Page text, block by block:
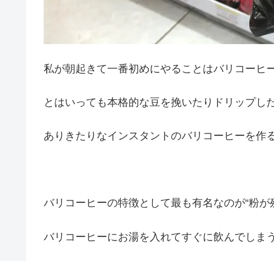
私が朝起きて一番初めにやることはバリコーヒ
とはいっても本格的な豆を挽いたりドリップし
ありきたりなインスタントのバリコーヒーを作
バリコーヒーの特徴として最も有名なのが“粉が
バリコーヒーにお湯を入れてすぐに飲んでしま